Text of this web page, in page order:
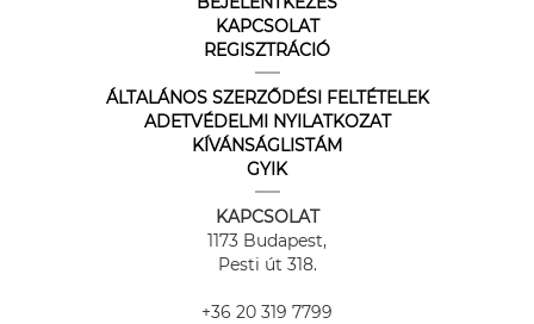
KAPCSOLAT
REGISZTRÁCIÓ
ÁLTALÁNOS SZERZŐDÉSI FELTÉTELEK
ADETVÉDELMI NYILATKOZAT
KÍVÁNSÁGLISTÁM
GYIK
KAPCSOLAT
1173 Budapest,
Pesti út 318.
+36 20 319 7799